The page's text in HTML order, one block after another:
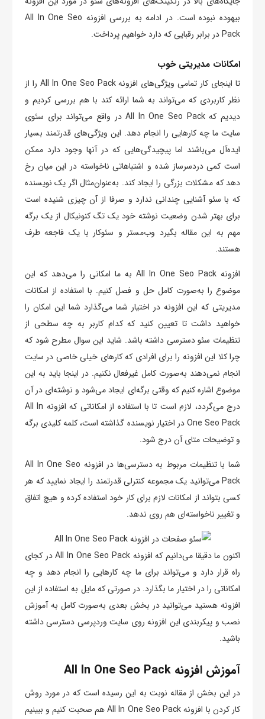
بیهوده نبوده است. در ادامه به بررسی افزونه All In One Seo
Pack در برابر رقبایی که دارد خواهیم پرداخت.
امکانات مدیریتی خوب
تا اینجای کار تمامی ویژگی‌های افزونه All In One Seo Pack را از
نظر کاربردی که می‌تواند به شما ارائه کند با هم بررسی کردیم و
دیدیم که All In One Seo Pack در واقع می‌تواند برای سئوی
سایت ما چه کارهایی را انجام دهد. این ویژگی‌های قدرتمند بسیار
ایده‌آل می‌باشند اما پیچیدگی‌هایی که در آنها وجود دارد ممکن
است کمی دردسرساز شده و اشتباهاتی ناخواسته در این میان رخ
دهد که مشکلات بزرگی را ایجاد کند. به‌عنوان‌مثال اگر یک نویسنده
که با سئو آشنایی چندانی ندارد و صرفا از آن چیزی شنیده است
برای بهتر شدن وضعیت نوشته خود یک تگ کنونیکال از یک برگه
مهم به این مقاله بگیرد وب‌مستر و سئوکار با یک فاجعه طرف
هستند.
افزونه All In One Seo Pack به ما امکانی را می‌دهد که این
موضوع را به‌صورت کامل حل و فصل کنیم. با استفاده از امکانات
مدیریتی که این افزونه در اختیار شما می‌گذارد شما این امکان را
خواهید داشت تا تعیین کنید که کدام کاربر به چه سطحی از
تنظیمات سئو دسترسی داشته باشد. شاید این سوال مطرح شود که
چرا کلا این افزونه را برای افرادی که کارهای خیلی خاصی در سایت
انجام نمی‌دهند به‌صورت کامل غیرفعال نکنیم. در اینجا باید به این
موضوع اشاره کنیم که وقتی برگه‌ای ایجاد می‌شود و نوشته‌ای در آن
درج می‌گردد، لازم است تا با استفاده از امکاناتی که افزونه All In
One Seo Pack در اختیار نویسنده گذاشته است، کلمه کلیدی برگه
و توضیحات متای آن درج شود.
شما با تنظیمات مربوط به دسترسی‌ها در افزونه All In One Seo
Pack می‌توانید یک مجموعه کنترلی قدرتمند را ایجاد نمایید که هر
کسی بتواند از امکانات لازم برای کار خود استفاده کرده و هیچ اتفاق
و تغییر ناخواسته‌ای هم روی ندهد.
اکنون ما دقیقا می‌دانیم که افزونه All In One Seo Pack در کجای
راه قرار دارد و می‌تواند برای ما چه کارهایی را انجام دهد و چه
امکاناتی را در اختیار ما بگذارد. در صورتی که مایل به استفاده از این
افزونه هستید می‌توانید در بخش بعدی به‌‌صورت کامل به آموزش
نصب و پیکربندی این افزونه روی سایت وردپرسی دسترسی داشته
باشید.
آموزش افزونه All In One Seo Pack
در این بخش از مقاله نوبت به این رسیده است که در مورد روش
کار کردن با افزونه All In One Seo Pack هم صحبت کنیم و ببینیم